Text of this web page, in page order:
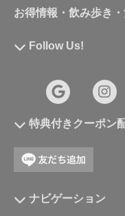
お得情報・飲み歩き
Follow Us!
特典付きクーポン
ナビゲーション